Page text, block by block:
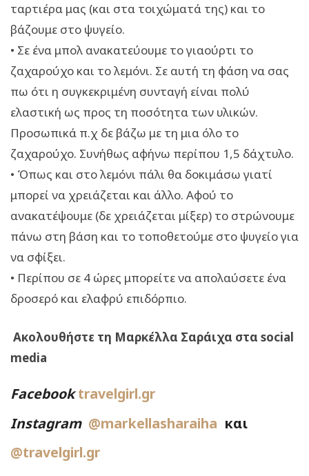
ταρτιέρα μας (και στα τοιχώματά της) και το
βάζουμε στο ψυγείο.
• Σε ένα μπολ ανακατεύουμε το γιαούρτι το
ζαχαρούχο και το λεμόνι. Σε αυτή τη φάση να σας
πω ότι η συγκεκριμένη συνταγή είναι πολύ
ελαστική ως προς τη ποσότητα των υλικών.
Προσωπικά π.χ δε βάζω με τη μια όλο το
ζαχαρούχο. Συνήθως αφήνω περίπου 1,5 δάχτυλο.
• Όπως και στο λεμόνι πάλι θα δοκιμάσω γιατί
μπορεί να χρειάζεται και άλλο. Αφού το
ανακατέψουμε (δε χρειάζεται μίξερ) το στρώνουμε
πάνω στη βάση και το τοποθετούμε στο ψυγείο για
να σφίξει.
• Περίπου σε 4 ώρες μπορείτε να απολαύσετε ένα
δροσερό και ελαφρύ επιδόρπιο.
Ακολουθήστε τη Μαρκέλλα Σαράιχα στα social
media
Facebook travelgirl.gr
Instagram @markellasharaiha και
@travelgirl.gr